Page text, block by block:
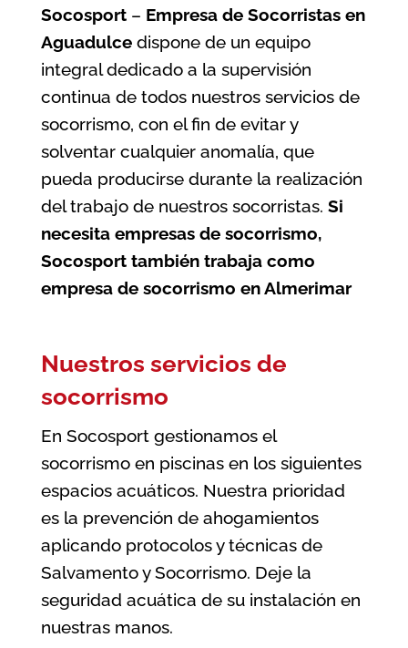
Socosport– Empresa de Socorristas en
Aguadulcedispone de un equipo
integral dedicado a la supervisión
continua de todos nuestros servicios de
socorrismo, con el fin de evitar y
solventar cualquier anomalía, que
pueda producirse durante la realización
del trabajo de nuestros socorristas. Si
necesita empresas de socorrismo,
Socosport también trabaja como
empresa de socorrismo en Almerimar
Nuestros servicios de
socorrismo
En Socosport gestionamos el
socorrismo en piscinas en los siguientes
espacios acuáticos. Nuestra prioridad
es la prevención de ahogamientos
aplicando protocolos y técnicas de
Salvamento y Socorrismo. Deje la
seguridad acuática de su instalación en
nuestras manos.